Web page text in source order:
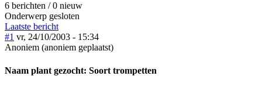
6 berichten / 0 nieuw
Onderwerp gesloten
Laatste bericht
#1 vr, 24/10/2003 - 15:34
Anoniem (anoniem geplaatst)
Naam plant gezocht: Soort trompetten